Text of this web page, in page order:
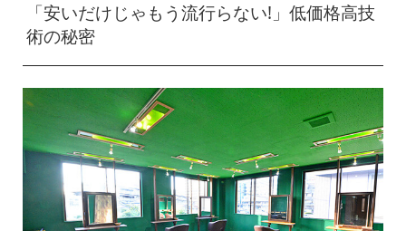
「安いだけじゃもう流行らない!」低価格高技
術の秘密